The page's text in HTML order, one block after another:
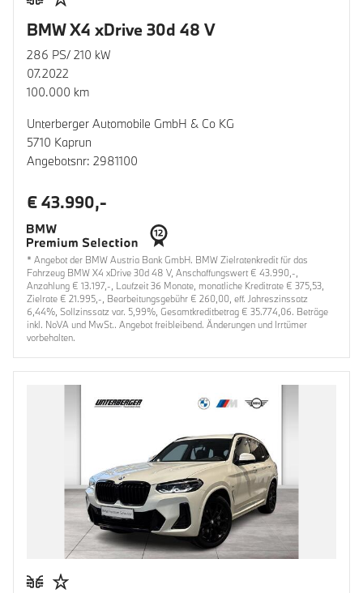
BMW X4 xDrive 30d 48 V
286 PS/ 210 kW
07.2022
100.000 km
Unterberger Automobile GmbH & Co KG
5710 Kaprun
Angebotsnr: 2981100
€ 43.990,-
* Angebot der BMW Austria Bank GmbH. BMW Zielratenkredit für das
Fahrzeug BMW X4 xDrive 30d 48 V, Anschaffungswert € 43.990,-,
Anzahlung € 13.197,-, Laufzeit 36 Monate, monatliche Kreditrate € 375,53,
Zielrate € 21.995,-, Bearbeitungsgebühr € 260,00, eff. Jahreszinssatz
6,44%, Sollzinssatz var. 5,99%, Gesamtkreditbetrag € 35.774,06. Beträge
inkl. NoVA und MwSt.. Angebot freibleibend. Änderungen und Irrtümer
vorbehalten.